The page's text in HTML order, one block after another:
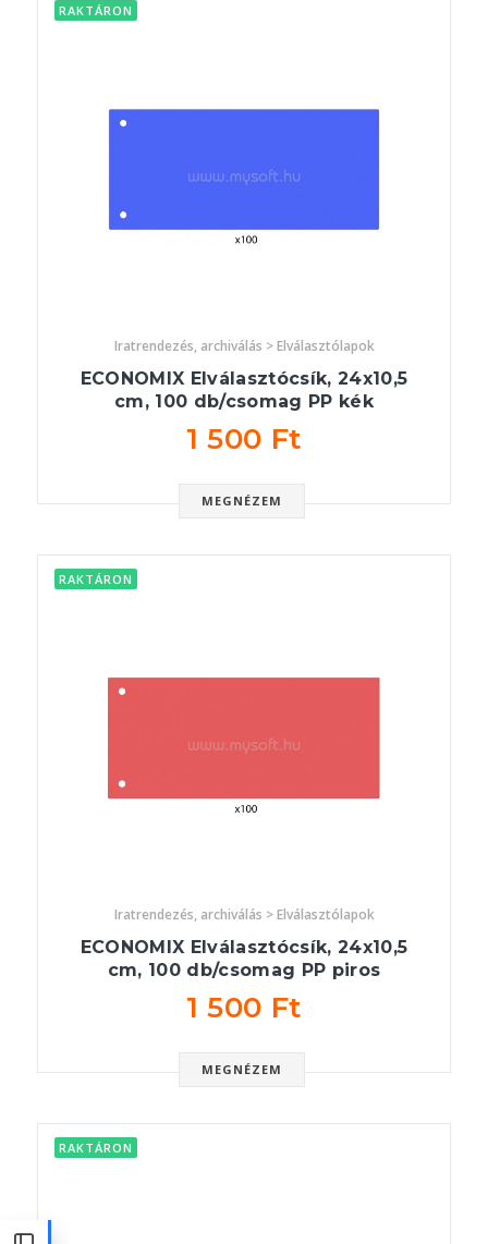
RAKTÁRON
Iratrendezés, archiválás > Elválasztólapok
ECONOMIX Elválasztócsík, 24x10,5
cm, 100 db/csomag PP kék
1 500 Ft
MEGNÉZEM
RAKTÁRON
Iratrendezés, archiválás > Elválasztólapok
ECONOMIX Elválasztócsík, 24x10,5
cm, 100 db/csomag PP piros
1 500 Ft
MEGNÉZEM
RAKTÁRON